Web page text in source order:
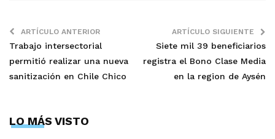
ARTÍCULO ANTERIOR
Trabajo intersectorial
permitió realizar una nueva
sanitización en Chile Chico
ARTÍCULO SIGUIENTE
Siete mil 39 beneficiarios
registra el Bono Clase Media
en la region de Aysén
LO MÁS VISTO